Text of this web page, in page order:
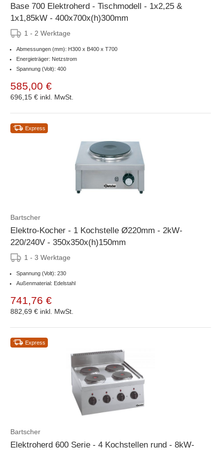
Base 700 Elektroherd - Tischmodell - 1x2,25 &
1x1,85kW - 400x700x(h)300mm
1 - 2 Werktage
Abmessungen (mm): H300 x B400 x T700
Energieträger: Netzstrom
Spannung (Volt): 400
585,00 €
696,15 € inkl. MwSt.
Express
Bartscher
Elektro-Kocher - 1 Kochstelle Ø220mm - 2kW-
220/240V - 350x350x(h)150mm
1 - 3 Werktage
Spannung (Volt): 230
Außenmaterial: Edelstahl
741,76 €
882,69 € inkl. MwSt.
Express
Bartscher
Elektroherd 600 Serie - 4 Kochstellen rund - 8kW-